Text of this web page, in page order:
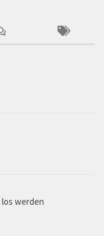
werden